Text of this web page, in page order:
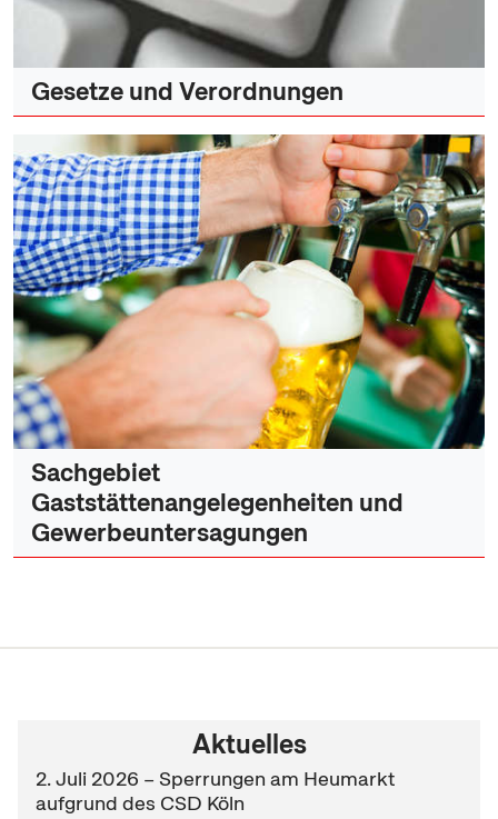
Gesetze und Verordnungen
Sachgebiet
Gaststättenangelegenheiten und
Gewerbeuntersagungen
Aktuelles
2. Juli 2026 – Sperrungen am Heumarkt
aufgrund des CSD Köln